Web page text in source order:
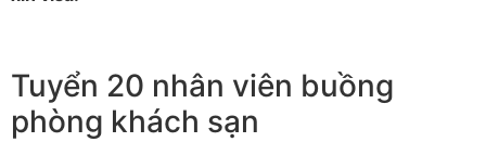
Tuyển 20 nhân viên buồng
phòng khách sạn